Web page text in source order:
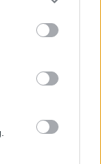
may click to
party tags to
below Google